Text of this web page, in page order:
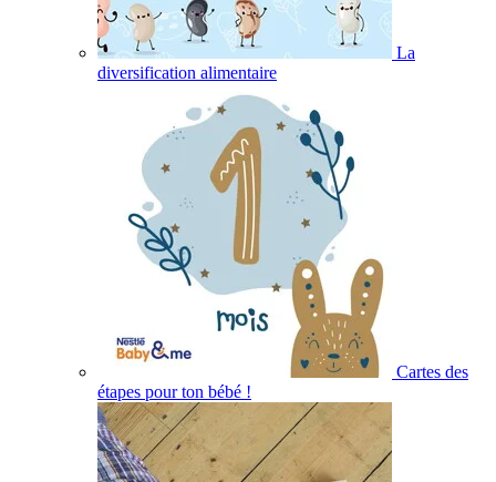
La
diversification alimentaire
Cartes des
étapes pour ton bébé !